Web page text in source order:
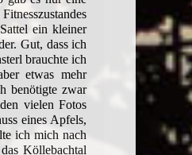
ein kleiner
Gut, dass ich
brauchte ich
etwas mehr
benötigte zwar
vielen Fotos
eines Apfels,
ich mich nach
Köllebachtal